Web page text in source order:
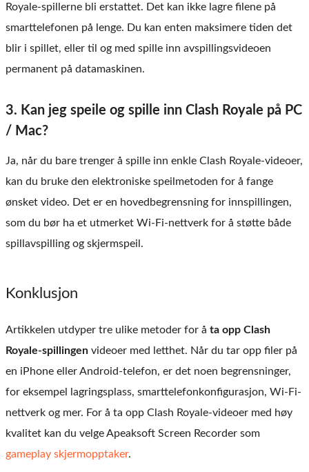
Royale-spillerne bli erstattet. Det kan ikke lagre filene på
smarttelefonen på lenge. Du kan enten maksimere tiden det
blir i spillet, eller til og med spille inn avspillingsvideoen
permanent på datamaskinen.
3. Kan jeg speile og spille inn Clash Royale på PC
/ Mac?
Ja, når du bare trenger å spille inn enkle Clash Royale-videoer,
kan du bruke den elektroniske speilmetoden for å fange
ønsket video. Det er en hovedbegrensning for innspillingen,
som du bør ha et utmerket Wi-Fi-nettverk for å støtte både
spillavspilling og skjermspeil.
Konklusjon
Artikkelen utdyper tre ulike metoder for å ta opp Clash
Royale-spillingen videoer med letthet. Når du tar opp filer på
en iPhone eller Android-telefon, er det noen begrensninger,
for eksempel lagringsplass, smarttelefonkonfigurasjon, Wi-Fi-
nettverk og mer. For å ta opp Clash Royale-videoer med høy
kvalitet kan du velge Apeaksoft Screen Recorder som
gameplay skjermopptaker.